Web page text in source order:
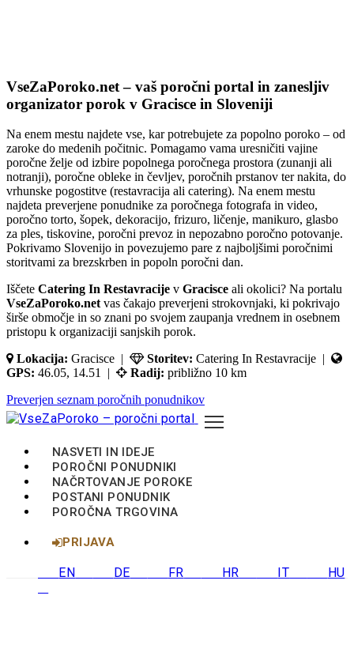
VseZaPoroko.net – Poročni
VseZaPoroko.net – vaš poročni portal in zanesljiv
organizator porok v Gracisce in Sloveniji
Na enem mestu najdete vse, kar potrebujete za popolno poroko – od
zaroke do medenih počitnic. Pomagamo vama uresničiti vajine
poročne želje od izbire popolnega poročnega prostora (zunanji ali
notranji), poročne obleke in čevljev, poročnih prstanov ter nakita, do
vrhunske pogostitve (restavracija ali catering). Na enem mestu
najdeta preverjene ponudnike za poročnega fotografa in video,
poročno torto, šopek, dekoracijo, frizuro, ličenje, manikuro, glasbo
za ples, tiskovine, poročni prevoz in nepozabno poročno potovanje.
Pokrivamo Slovenijo in povezujemo pare z najboljšimi poročnimi
storitvami za brezskrben in popoln poročni dan.
Iščete Catering In Restavracije v Gracisce ali okolici? Na portalu
VseZaPoroko.netvas čakajo preverjeni strokovnjaki, ki pokrivajo
širše območje in so znani po svojem zaupanja vrednem in osebnem
pristopu k organizaciji sanjskih porok.
Lokacija: Gracisce | Storitev: Catering In Restavracije |
GPS: 46.05, 14.51 | Radij: približno 10 km
Preverjen seznam poročnih ponudnikov
NASVETI IN IDEJE
POROČNI PONUDNIKI
NAČRTOVANJE POROKE
POSTANI PONUDNIK
POROČNA TRGOVINA
PRIJAVA
EN DE FR HR IT HU